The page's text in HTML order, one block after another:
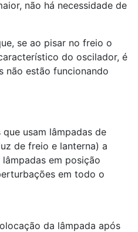
não há necessidade de
se ao pisar no freio o
do oscilador, é
não estão funcionando
que usam lâmpadas de
de freio e lanterna) a
em posição
em todo o
da lâmpada após